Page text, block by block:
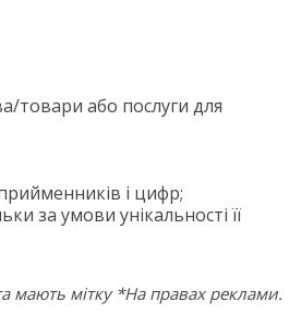
товари або послуги для
і цифр;
за умови унікальності її
мають мітку *На правах реклами.